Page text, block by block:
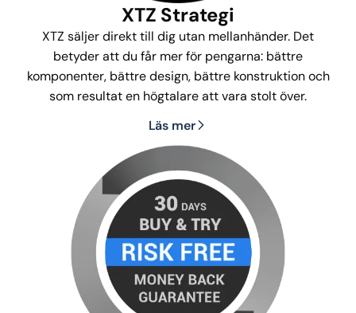
XTZ Strategi
XTZ säljer direkt till dig utan mellanhänder. Det
betyder att du får mer för pengarna: bättre
komponenter, bättre design, bättre konstruktion och
som resultat en högtalare att vara stolt över.
Läs mer